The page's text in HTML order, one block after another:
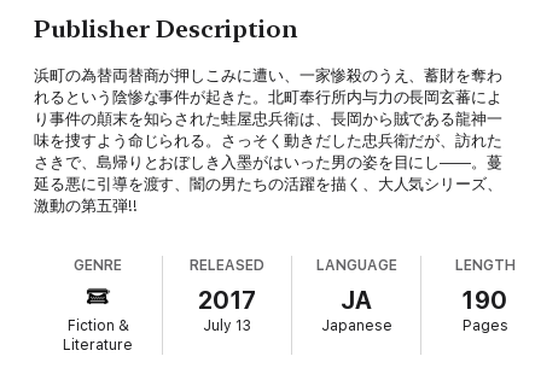
Publisher Description
浜町の為替両替商が押しこみに遭い、一家惨殺のうえ、蓄財を奪わ
れるという陰惨な事件が起きた。北町奉行所内与力の長岡玄蕃によ
り事件の顛末を知らされた蛙屋忠兵衛は、長岡から賊である龍神一
味を捜すよう命じられる。さっそく動きだした忠兵衛だが、訪れた
さきで、島帰りとおぼしき入墨がはいった男の姿を目にし――。蔓
延る悪に引導を渡す、闇の男たちの活躍を描く、大人気シリーズ、
激動の第五弾!!
GENRE
Fiction &
Literature
RELEASED
2017
July 13
LANGUAGE
JA
Japanese
LENGTH
190
Pages